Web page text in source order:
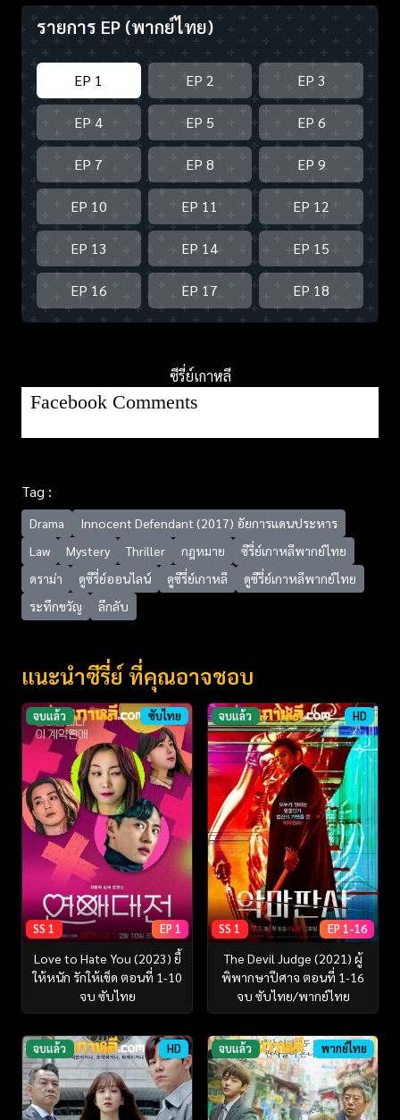
รายการ EP (พากย์ไทย)
EP 1 EP 2 EP 3
EP 4 EP 5 EP 6
EP 7 EP 8 EP 9
EP 10 EP 11 EP 12
EP 13 EP 14 EP 15
EP 16 EP 17 EP 18
ซีรี่ย์เกาหลี
Facebook Comments
Tag :
Drama
Innocent Defendant ‎(2017) อัยการแดนประหาร
Law
Mystery Thriller กฎหมาย
ซีรี่ย์เกาหลีพากย์ไทย
ดราม่า
ดูซีรี่ย์ออนไลน์ ดูซีรี่ย์เกาหลี
ดูซีรี่ย์เกาหลีพากย์ไทย
ระทึกขวัญ
ลึกลับ
แนะนำซีรี่ย์ ที่คุณอาจชอบ
จบแล้ว ซับไทย
SS 1 EP 1
Love to Hate You (2023) ยี้
ให้หนัก รักให้เข็ด ตอนที่ 1-10
จบ ซับไทย
จบแล้ว HD
SS 1 EP 1-16
The Devil Judge (2021) ผู้
พิพากษาปีศาจ ตอนที่ 1-16
จบ ซับไทย/พากย์ไทย
จบแล้ว HD จบแล้ว พากย์ไทย